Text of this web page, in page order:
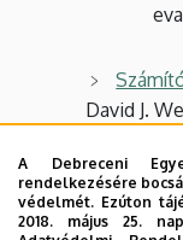
David J.
A Debreceni
rendelkezésére
védelmét. Ezúton
2018. május 25.